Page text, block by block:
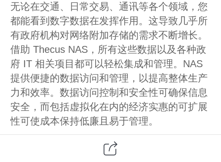
无论在交通、日常交易、通讯等各个领域，您
都能看到数字数据在发挥作用。这导致几乎所
有政府机构对网络附加存储的需求不断增长。
借助 Thecus NAS，所有这些数据以及各种政
府 IT 相关项目都可以轻松集成和管理。NAS
提供便捷的数据访问和管理，以提高整体生产
力和效率。数据访问控制和安全性可确保信息
安全，而包括虚拟化在内的经济实惠的可扩展
性可使成本保持低廉且易于管理。